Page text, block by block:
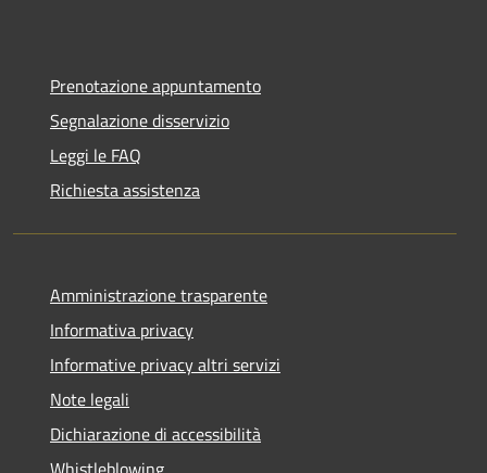
Prenotazione appuntamento
Segnalazione disservizio
Leggi le FAQ
Richiesta assistenza
Amministrazione trasparente
Informativa privacy
Informative privacy altri servizi
Note legali
Dichiarazione di accessibilità